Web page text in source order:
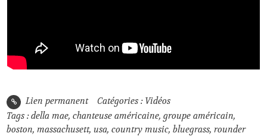
Lien permanent Catégories : Vidéos
Tags :della mae,chanteuse américaine,groupe américain,
boston,massachusett,usa,country music,bluegrass,rounder